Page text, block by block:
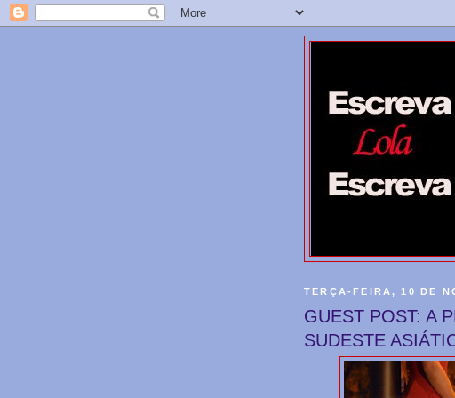
TERÇA-FEIRA, 10 DE
GUEST POST: A
SUDESTE